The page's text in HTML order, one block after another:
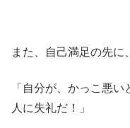
また、自己満足の先に
「自分が、かっこ悪
人に失礼だ！」